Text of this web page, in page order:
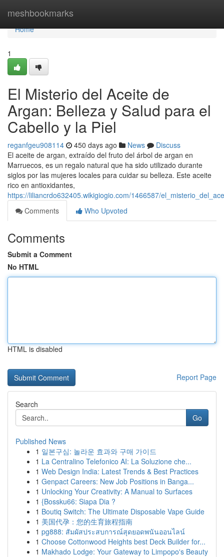
meshbookmarks
Home
Home
1
El Misterio del Aceite de
Argan: Belleza y Salud para el
Cabello y la Piel
reganfgeu908114 450 days ago News
Discuss
El aceite de argan, extraído del fruto del árbol de argan en
Marruecos, es un regalo natural que ha sido utilizado durante
siglos por las mujeres locales para cuidar su belleza. Este aceite
rico en antioxidantes,
https://liliancrdo632405.wikigiogio.com/1466587/
Comments
Who Upvoted
Comments
Submit a Comment
No HTML
HTML is disabled
Report Page
Search
Go
Published News
1 일본구심: 놀라운 효과와 구매 가이드
1 La Centralino Telefonico AI: La Soluzione che...
1 Web Design India: Latest Trends & Best Practices
1 Genpact Careers: New Job Positions in Banga...
1 Unlocking Your Creativity: A Manual to Surfaces
1 {Bossku66: Siapa Dia ?
1 Boutiq Switch: The Ultimate Disposable Vape Guide
1 美国代孕：您的生育旅程指南
1 pg888: สัมผัสประสบการณ์สุดยอดพนันออนไลน์
1 Choose Cottonwood Heights best Deck Builder for...
1 Makhado Lodge: Your Gateway to Limpopo's Beauty